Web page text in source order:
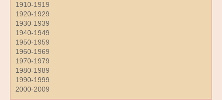
1910-1919
1920-1929
1930-1939
1940-1949
1950-1959
1960-1969
1970-1979
1980-1989
1990-1999
2000-2009